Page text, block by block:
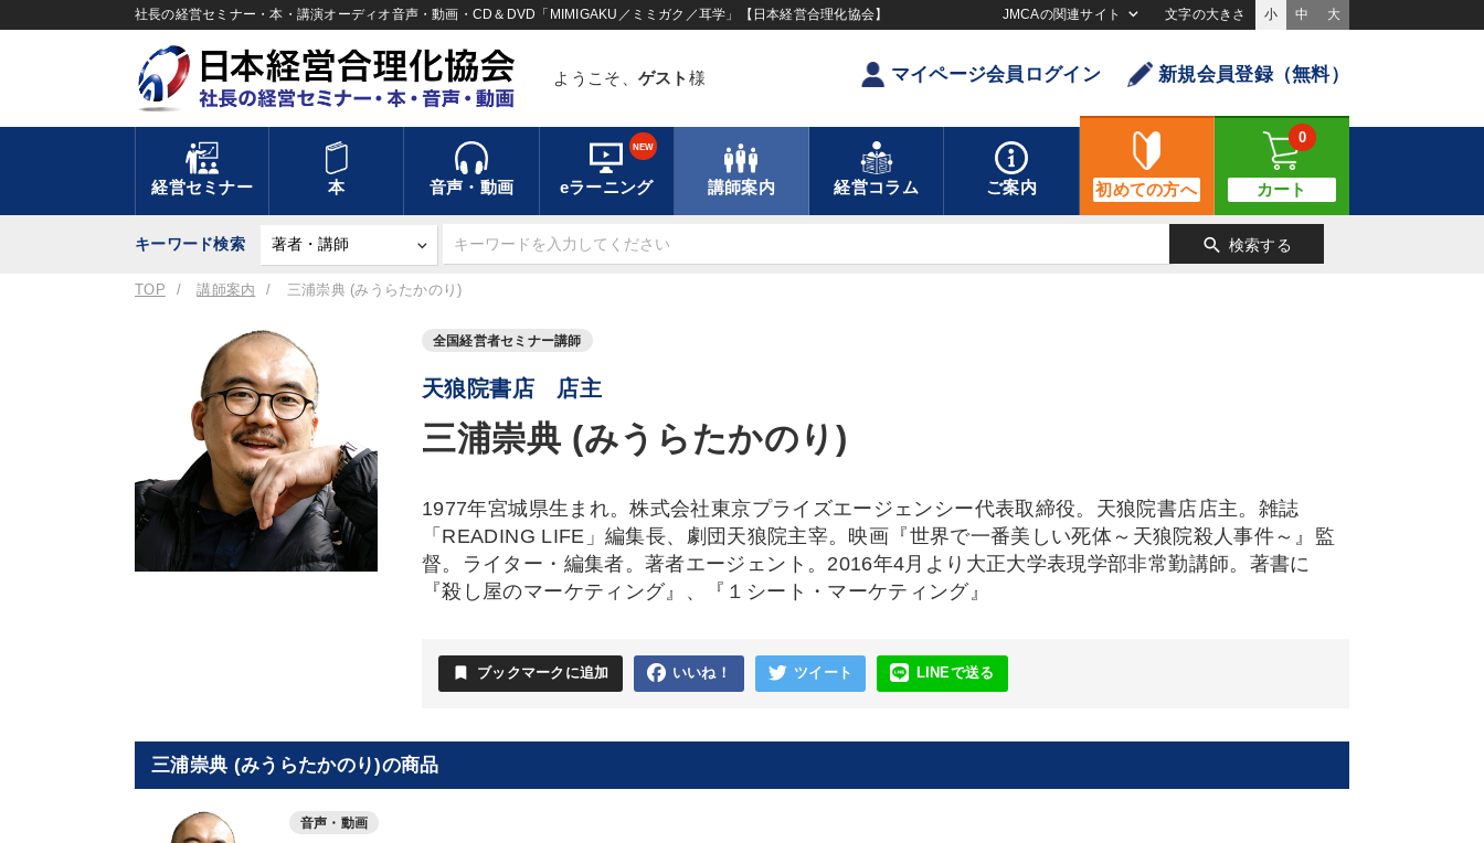
社長の経営セミナー・本・講演オーディオ音声・動画・CD＆DVD「MIMIGAKU／ミミガク／耳学」【日本経営合理化協会】 JMCAの関連サイト 文字の大きさ 小 中 大
ようこそ、 ゲスト 様 マイページ会員ログイン 新規会員登録（無料）
経営セミナー 本 音声・動画 eラーニング
NEW
講師案内 経営コラム ご案内 初めての方へ カート
0
キーワード検索 search 検索する
TOP 講師案内 三浦崇典 (みうらたかのり)
全国経営者セミナー講師
天狼院書店 店主
三浦崇典 (みうらたかのり)
1977年宮城県生まれ。株式会社東京プライズエージェンシー代表取締役。天狼院書店店主。雑誌
「READING LIFE」編集長、劇団天狼院主宰。映画『世界で一番美しい死体～天狼院殺人事件～』監
督。ライター・編集者。著者エージェント。2016年4月より大正大学表現学部非常勤講師。著書に
『殺し屋のマーケティング』、『１シート・マーケティング』
bookmark ブックマークに追加 いいね！ ツイート LINEで送る
三浦崇典 (みうらたかのり)の商品
音声・動画